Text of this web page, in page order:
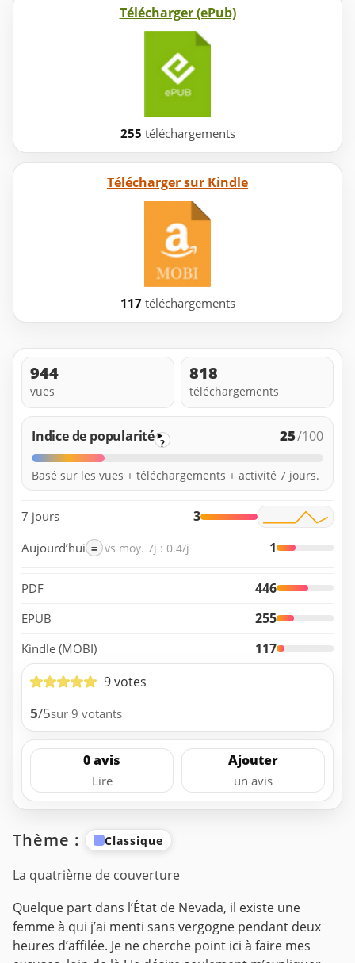
Télécharger (ePub)
255 téléchargements
Télécharger sur Kindle
117 téléchargements
944
vues
818
téléchargements
Indice de popularité ? 25/100
Basé sur les vues + téléchargements + activité 7 jours.
7 jours 3
Aujourd’hui = vs moy. 7j : 0.4/j 1
PDF 446
EPUB 255
Kindle (MOBI)
117
9 votes
5/5sur 9 votants
0 avis
Lire
Ajouter
un avis
Thème : Classique
La quatrième de couverture
Quelque part dans l’État de Nevada, il existe une
femme à qui j’ai menti sans vergogne pendant deux
heures d’affilée. Je ne cherche point ici à faire mes